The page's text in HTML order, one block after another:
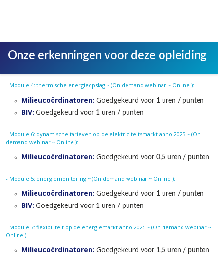
Onze erkenningen voor deze opleiding
- Module 4: thermische energieopslag ~ (On demand webinar ~ Online ):
Milieucoördinatoren: Goedgekeurd voor 1 uren / punten
BIV: Goedgekeurd voor 1 uren / punten
- Module 6: dynamische tarieven op de elektriciteitsmarkt anno 2025 ~ (On
demand webinar ~ Online ):
Milieucoördinatoren: Goedgekeurd voor 0,5 uren / punten
- Module 5: energiemonitoring ~ (On demand webinar ~ Online ):
Milieucoördinatoren: Goedgekeurd voor 1 uren / punten
BIV: Goedgekeurd voor 1 uren / punten
- Module 7: flexibiliteit op de energiemarkt anno 2025 ~ (On demand webinar ~
Online ):
Milieucoördinatoren: Goedgekeurd voor 1,5 uren / punten